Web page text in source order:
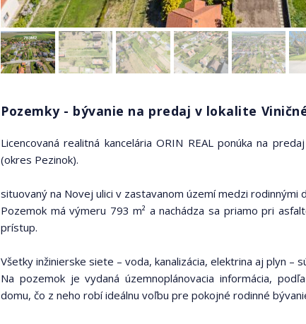
Pozemky - bývanie na predaj v lokalite
Licencovaná realitná kancelária ORIN REAL ponúka na
(okres Pezinok).
situovaný na Novej ulici v zastavanom území medzi rodinnými
Pozemok má výmeru 793 m² a nachádza sa priamo pri
prístup.
Všetky inžinierske siete – voda, kanalizácia, elektrina aj plyn –
Na pozemok je vydaná územnoplánovacia informácia,
domu, čo z neho robí ideálnu voľbu pre pokojné rodinné